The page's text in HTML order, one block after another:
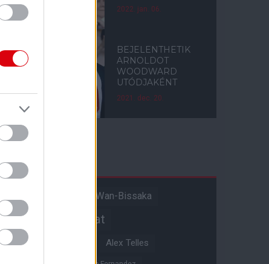
2022. jan. 06.
BEJELENTHETIK
ARNOLDOT
WOODWARD
UTÓDJAKÉNT
2021. dec. 20.
Aaron Wan-Bissaka
Akadémiai csapat
Alejandro Garnacho Alex Telles